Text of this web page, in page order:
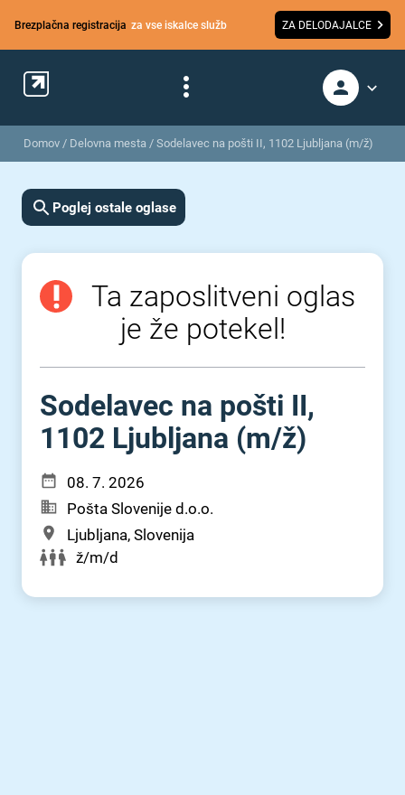
Brezplačna registracija za vse iskalce služb ZA DELODAJALCE
Domov / Delovna mesta / Sodelavec na pošti II, 1102 Ljubljana (m/ž)
Poglej ostale oglase
Ta zaposlitveni oglas
je že potekel!
Sodelavec na pošti II,
1102 Ljubljana (m⁠/⁠ž)
08. 7. 2026
Pošta Slovenije d.o.o.
Ljubljana, Slovenija
ž/m/d